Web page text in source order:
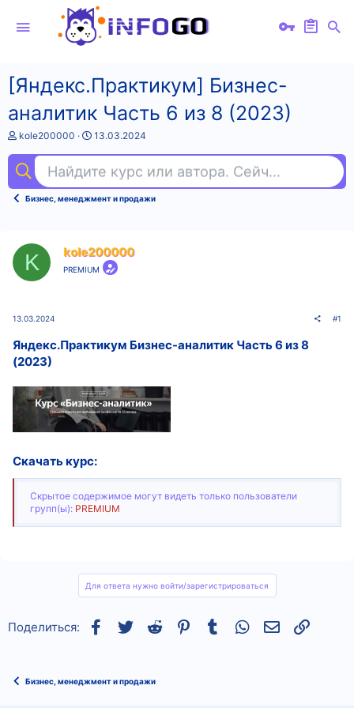
[Яндекс.Практикум] Бизнес-
аналитик Часть 6 из 8 (2023)
А
т
о
т
kole200000
Д
а
н
а
а
13.03.2024
Найдите курс или автора. Сейчас ищут
Бизнес, менеджмент и продажи
K kole200000
PREMIUM
13.03.2024 #1
Яндекс.Практикум Бизнес-аналитик Часть 6 из 8
(2023)
Скачать курс:
Скрытое содержимое могут видеть только пользователи
групп(ы): PREMIUM
Для ответа нужно войти/зарегистрироваться
Поделиться: Facebook
TwitterReddit Pinterest
Tumblr WhatsAppСсылка
Бизнес, менеджмент и продажи